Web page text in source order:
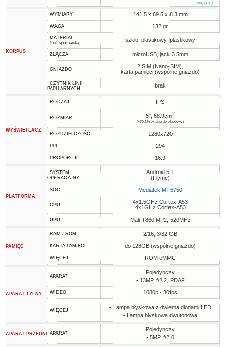
więcej ↓
KORPUS
WYMIARY 141.5 x 69.5 x 8.3 mm
WAGA 132 gr
MATERIAŁ
front, spód, ramka szkło, plastikowy, plastikowy
ZŁĄCZA microUSB, jack 3.5mm
GNIAZDO
2 SIM (Nano-SIM),
karta pamięci (wspólne gniazdo)
CZYTNIK LINII
PAPILARNYCH
brak
WYŚWIETLACZ
RODZAJ IPS
ROZMIAR 5", 68.9cm2
(~70.1% ekranu do obudowy)
ROZDZIELCZOŚĆ 1280x720
PPI 294
PROPORCJI 16:9
PLATFORMA
SYSTEM
OPERACYJNY
Android 5.1
(Flyme)
SOC Mediatek MT6750
CPU
4x1.5GHz Cortex-A53
4x1GHz Cortex-A53
GPU Mali-T860 MP2, 520MHz
PAMIĘĆ
RAM / ROM 2/16, 3/32 GB
KARTA PAMIĘCI do 128GB (wspólne gniazdo)
WIĘCEJ ROM eMMC
APARAT TYLNY
APARAT
Pojedynczy
• 13MP, f/2.2, PDAF
WIDEO 1080p - 30fps
WIĘCEJ
• Lampa błyskowa z dwiema diodami LED
• Lampa błyskowa dwutonowa
APARAT PRZEDNI APARAT
Pojedynczy
• 5MP, f/2.0